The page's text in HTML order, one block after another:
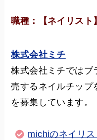
職種：【ネイリスト】
株式会社ミチ
株式会社ミチではブ
売するネイルチップ
を募集しています。
michiのネイリ